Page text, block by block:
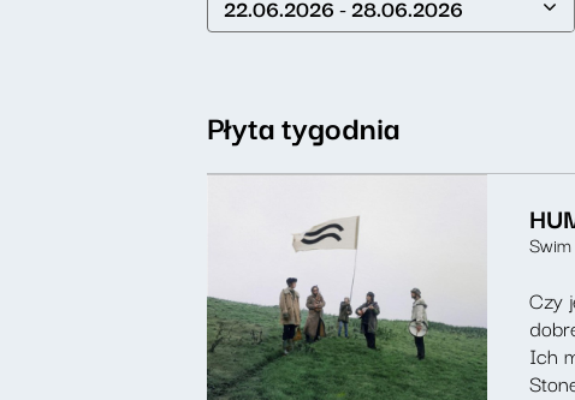
22.06.2026 - 28.06.2026
Płyta tygodnia
Czy
Ich